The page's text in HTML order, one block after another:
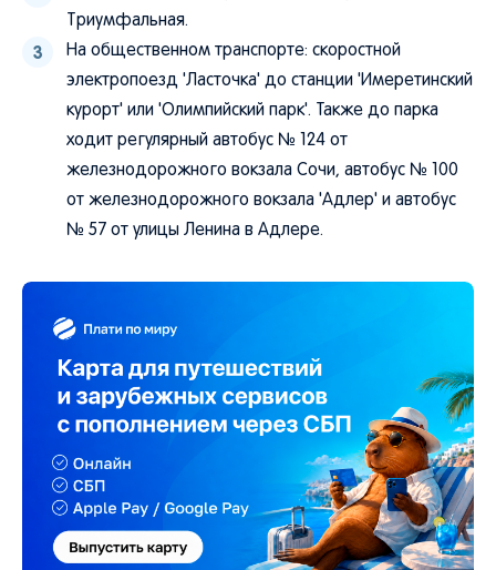
Триумфальная.
На общественном транспорте: скоростной
электропоезд 'Ласточка' до станции 'Имеретинский
курорт' или 'Олимпийский парк'. Также до парка
ходит регулярный автобус № 124 от
железнодорожного вокзала Сочи, автобус № 100
от железнодорожного вокзала 'Адлер' и автобус
№ 57 от улицы Ленина в Адлере.